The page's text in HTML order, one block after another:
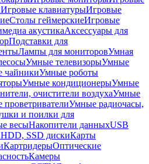
Игровые клавиатурыИгровые
Столы геймерскиеИгровые
акустикаАксессуары для
Подставки для
Лампы для мониторовУмная
Умные телевизорыУмные
чайникиУмные роботы
Умные кондиционерыУмные
очистители воздухаУмные
Умные радиочасы,
и поилки для
весыНакопители данныхUSB
SSD дискиКарты
КартридерыОптические
Камеры